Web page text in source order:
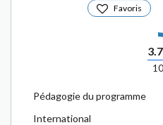
Favoris
10
Pédagogie du programme
International